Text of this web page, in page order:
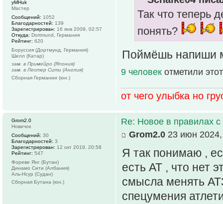
Так что теперь
понять?
Поймёшь напиши
9 человек отметили
от чего улыбка но
yMHuk
Мастер
Сообщений: 1052
Благодарностей: 139
Зарегистрирован: 16 янв 2009, 02:57
Откуда: Dortmund, Германия
Рейтинг: 620
Боруссия (Дортмунд, Германия)
Шелл (Катар)
зам. в Примейро (Япония)
зам. в Лестер Сити (Англия)
Сборная Германии (юн.)
Re: Новое в правилах с
Grom2.0 23 июн
Я так понимаю ,
есть АТ , что нет
смысла менять
спецумения
Grom2.0
Новичок
Сообщений: 30
Благодарностей: 3
Зарегистрирован: 12 окт 2019, 20:58
Рейтинг: 547
Фореве Янг (Бутан)
Динамо Сити (Албания)
Аль-Нсур (Судан)
Сборная Бутана (юн.)